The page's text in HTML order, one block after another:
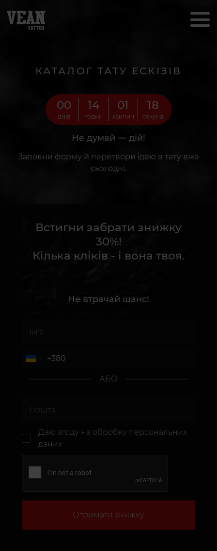
КАТАЛОГ ТАТУ ЕСКІЗІВ
00
днів
14
годин
01
хвилин
16
секунд
Не думай — дій!
Заповни форму й перетвори ідею в тату вже
сьогодні.
Встигни забрати знижку
30%!
Кілька кліків - і вона твоя.
Не втрачай шанс!
АБО
Даю згоду на обробку персональних
даних
Отримати знижку